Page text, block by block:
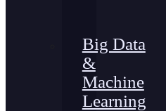
Big Data
&
Machine
Learning